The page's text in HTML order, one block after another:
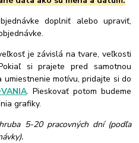
doplniť alebo upraviť,
je závislá na tvare, veľkosti
si prajete pred samotnou
motívu, pridajte si do
. Pieskovať potom budeme
grafiky.
5-20 pracovných dní (podľa